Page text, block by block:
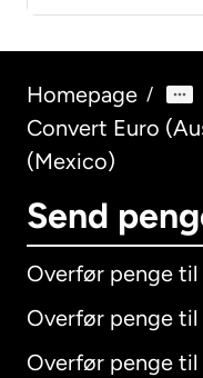
Homepage /
Convert Euro
(Mexico)
Send
Overfør penge til
Overfør penge
Overfør penge til